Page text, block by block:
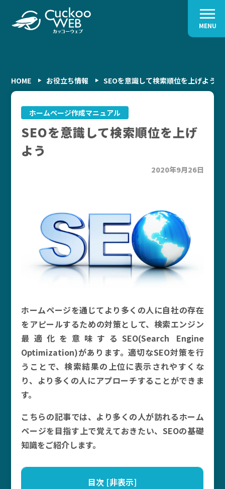
MENU
HOME お役立ち情報 SEOを意識して検索順位を上げよう
ホームページ作成マニュアル
SEOを意識して検索順位を上げ
よう
2020年9月26日
ホームページを通じてより多くの人に自社の存在
をアピールするための対策として、検索エンジン
最適化を意味するSEO(Search Engine
Optimization)があります。適切なSEO対策を行
うことで、検索結果の上位に表示されやすくな
り、より多くの人にアプローチすることができま
す。
こちらの記事では、より多くの人が訪れるホーム
ページを目指す上で覚えておきたい、SEOの基礎
知識をご紹介します。
目次 [非表示]